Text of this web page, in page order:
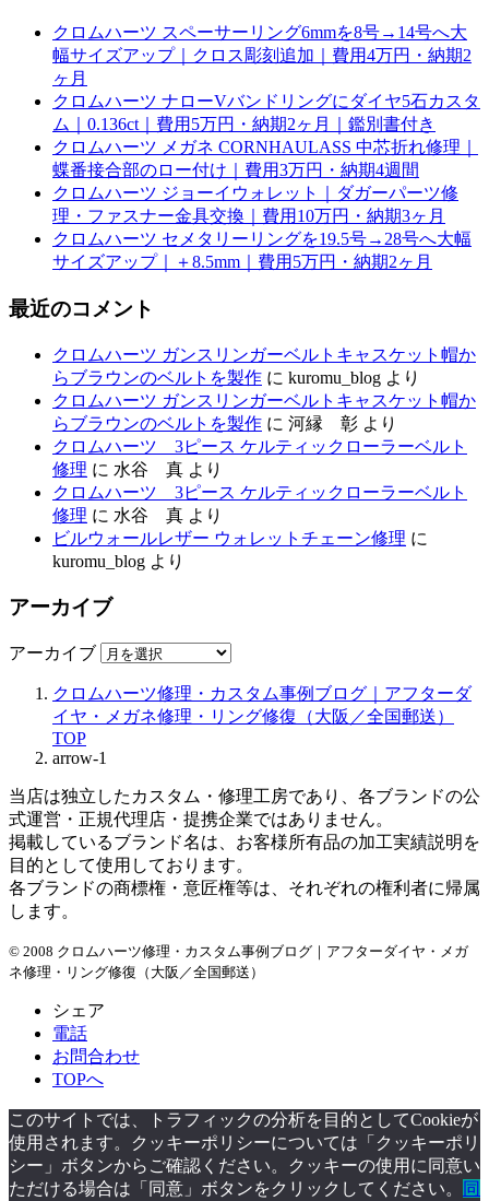
クロムハーツ スペーサーリング6mmを8号→14号へ大
幅サイズアップ｜クロス彫刻追加｜費用4万円・納期2
ヶ月
クロムハーツ ナローVバンドリングにダイヤ5石カスタ
ム｜0.136ct｜費用5万円・納期2ヶ月｜鑑別書付き
クロムハーツ メガネ CORNHAULASS 中芯折れ修理｜
蝶番接合部のロー付け｜費用3万円・納期4週間
クロムハーツ ジョーイウォレット｜ダガーパーツ修
理・ファスナー金具交換｜費用10万円・納期3ヶ月
クロムハーツ セメタリーリングを19.5号→28号へ大幅
サイズアップ｜＋8.5mm｜費用5万円・納期2ヶ月
最近のコメント
クロムハーツ ガンスリンガーベルトキャスケット帽か
らブラウンのベルトを製作 に kuromu_blog より
クロムハーツ ガンスリンガーベルトキャスケット帽か
らブラウンのベルトを製作 に 河縁 彰 より
クロムハーツ 3ピース ケルティックローラーベルト
修理 に 水谷 真 より
クロムハーツ 3ピース ケルティックローラーベルト
修理 に 水谷 真 より
ビルウォールレザー ウォレットチェーン修理 に
kuromu_blog より
アーカイブ
アーカイブ
クロムハーツ修理・カスタム事例ブログ｜アフターダ
イヤ・メガネ修理・リング修復（大阪／全国郵送）
TOP
arrow-1
当店は独立したカスタム・修理工房であり、各ブランドの公
式運営・正規代理店・提携企業ではありません。
掲載しているブランド名は、お客様所有品の加工実績説明を
目的として使用しております。
各ブランドの商標権・意匠権等は、それぞれの権利者に帰属
します。
© 2008 クロムハーツ修理・カスタム事例ブログ｜アフターダイヤ・メガ
ネ修理・リング修復（大阪／全国郵送）
シェア
電話
お問合わせ
TOPへ
このサイトでは、トラフィックの分析を目的としてCookieが
使用されます。クッキーポリシーについては「クッキーポリ
シー」ボタンからご確認ください。クッキーの使用に同意い
ただける場合は「同意」ボタンをクリックしてください。
同